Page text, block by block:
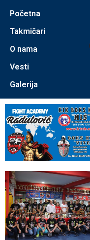
Početna
Takmičari
O nama
Vesti
Galerija